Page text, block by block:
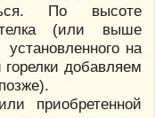
По высоте
(или выше
на
горелки добавляем
приобретенной